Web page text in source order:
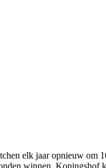
elk jaar opnieuw om
winnen. Koningshof